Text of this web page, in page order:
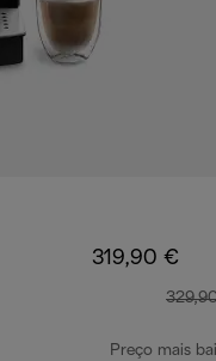
319,90 €
Preço mais